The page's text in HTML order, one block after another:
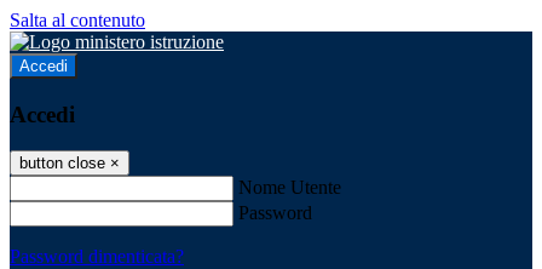
Salta al contenuto
Accedi
Accedi
button close ×
Nome Utente
Password
Password dimenticata?